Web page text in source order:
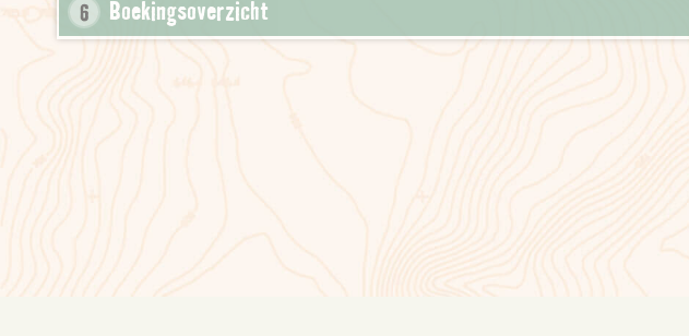
6 Boekingsoverzicht